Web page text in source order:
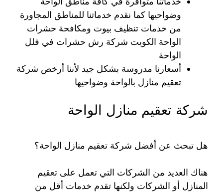
وضواحيها كما نقدم خدماتنا للمناطق المجاورة
من خدمات تنظيف بيوت ومكافحة حشرات
الواحة الكويت شركة رش حشرات في فلل
الواحة
أسعارنا مدروسة بشكل جيد لأننا أرخص شركة
تعقيم منازل بالواحة وضواحيها
شركة تعقيم منازل الواحة
هل تبحث عن أفضل شركة تعقيم منازل الواحة؟
هناك العديد من الشركات التي تعمل على تعقيم
المنازل أو الشركات ولكنها تقدم خدمات أقل من